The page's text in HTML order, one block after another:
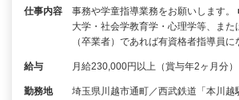
仕事内容
事務や学童指導業務をお願いします。
大学・社会学教育学・心理学等、また
（卒業者）であれば有資格者指導員に
給与 月給230,000円以上（賞与年2ヶ月分）
勤務地 埼玉県川越市通町／西武鉄道「本川越